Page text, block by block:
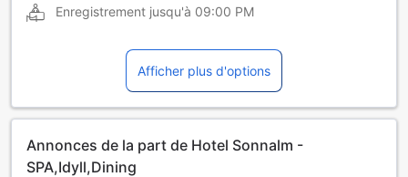
Enregistrement jusqu'à 09:00 PM
Afficher plus d'options
Annonces de la part de Hotel Sonnalm -
SPA,Idyll,Dining